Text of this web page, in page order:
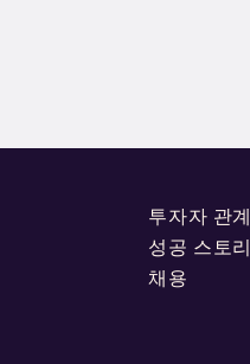
투자자 관계
성공 스토리
채용